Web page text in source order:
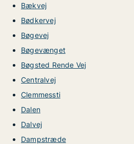
Bækvej
Bødkervej
Bøgevej
Bøgevænget
Bøgsted Rende Vej
Centralvej
Clemmessti
Dalen
Dalvej
Dampstræde